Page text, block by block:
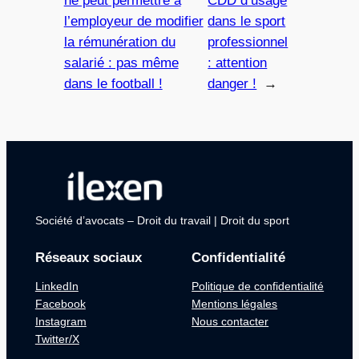
l’employeur de modifier
la rémunération du
salarié : pas même
dans le football !
dans le sport
professionnel
: attention
danger !
→
Société d’avocats – Droit du travail | Droit du sport
Réseaux sociaux
LinkedIn
Facebook
Instagram
Twitter/X
Confidentialité
Politique de confidentialité
Mentions légales
Nous contacter